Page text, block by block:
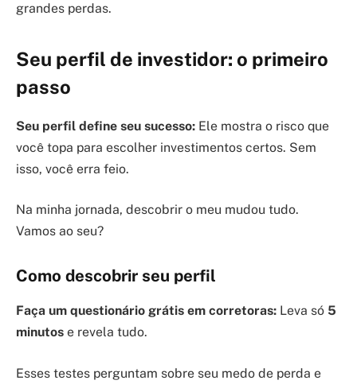
grandes perdas.
Seu perfil de investidor: o primeiro
passo
Seu perfil define seu sucesso: Ele mostra o risco que
você topa para escolher investimentos certos. Sem
isso, você erra feio.
Na minha jornada, descobrir o meu mudou tudo.
Vamos ao seu?
Como descobrir seu perfil
Faça um questionário grátis em corretoras: Leva só 5
minutos e revela tudo.
Esses testes perguntam sobre seu medo de perda e